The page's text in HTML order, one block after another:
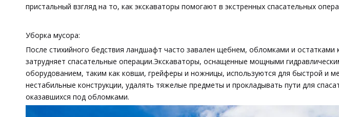
пристальный взгляд на то, как экскаваторы помогают в экстренных спасательных
Уборка мусора:
После стихийного бедствия ландшафт часто завален щебнем, обломками и остатками
затрудняет спасательные операции.Экскаваторы, оснащенные мощными
оборудованием, таким как ковши, грейферы и ножницы, используются для быстрой и
нестабильные конструкции, удалять тяжелые предметы и прокладывать пути для
оказавшихся под обломками.